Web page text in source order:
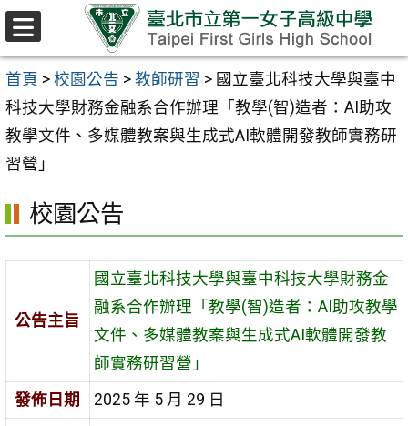
跳至主要內容區
首頁 > 校園公告 > 教師研習 > 國立臺北科技大學與臺中
科技大學財務金融系合作辦理「教學(智)造者：AI助攻
教學文件、多媒體教案與生成式AI軟體開發教師實務研
習營」
校園公告
公告主旨
國立臺北科技大學與臺中科技大學財務金
融系合作辦理「教學(智)造者：AI助攻教學
文件、多媒體教案與生成式AI軟體開發教
師實務研習營」
發佈日期
2025 年 5 月 29 日
選
單